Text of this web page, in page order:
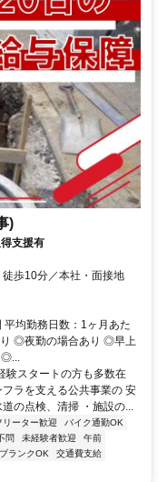
)
支援有
歩10分／本社・面接地
均勤務日数：1ヶ月あた
◎夜勤の場合あり ◎早上
◎...
験スタートの方も多数在
ラを支える公共事業の 安
の点検、清掃 ・施設の...
リーター歓迎
バイク通勤OK
問 未経験者歓迎
午前
ブランクOK
交通費支給